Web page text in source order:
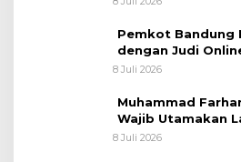
Pemkot Bandung
dengan Judi
Terancam Dipecat
8 Juli 2026
Muhammad
Wajib Utamakan
Penolakan akan
8 Juli 2026